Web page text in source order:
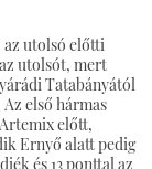
az utolsó előtti
utolsót, mert
Tatabányától
első hármas
előtt,
Ernyő alatt pedig
és 13 ponttal az